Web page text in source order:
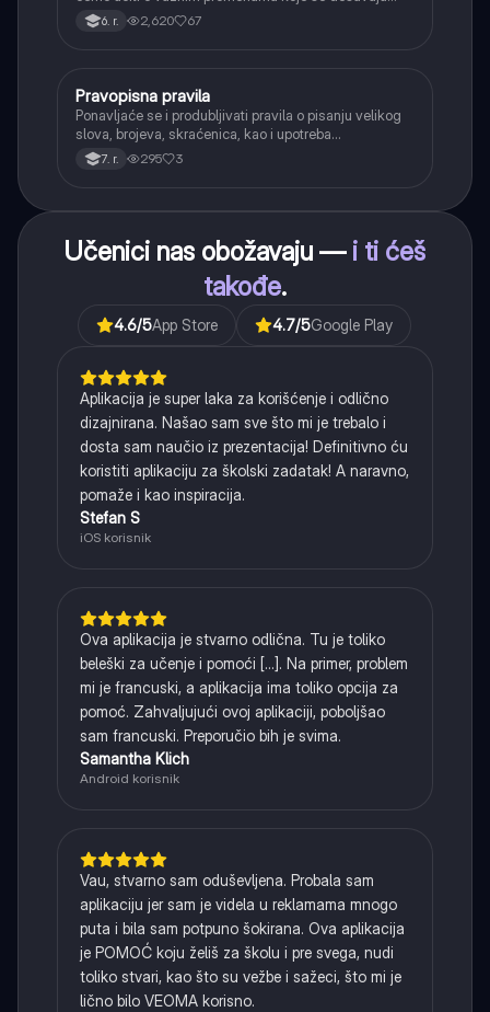
kada se glasovi nađu jedan pored drugog u rečima
(npr. jednačenje suglasnika po zvučnosti i mestu
6. r. 2,620 67
Srpski jezik
Pravopisna pravila
Ponavljaće se i produbljivati pravila o pisanju velikog
slova, brojeva, skraćenica, kao i upotreba
interpunkcije, sa posebnim fokusom na zarez u
složenoj rečenici.
7. r. 295 3
Učenici nas obožavaju — i ti ćeš
takođe.
4.6/5App Store 4.7/5Google Play
Aplikacija je super laka za korišćenje i odlično
dizajnirana. Našao sam sve što mi je trebalo i
dosta sam naučio iz prezentacija! Definitivno ću
koristiti aplikaciju za školski zadatak! A naravno,
pomaže i kao inspiracija.
Stefan S
iOS korisnik
Ova aplikacija je stvarno odlična. Tu je toliko
beleški za učenje i pomoći [...]. Na primer, problem
mi je francuski, a aplikacija ima toliko opcija za
pomoć. Zahvaljujući ovoj aplikaciji, poboljšao
sam francuski. Preporučio bih je svima.
Samantha Klich
Android korisnik
Vau, stvarno sam oduševljena. Probala sam
aplikaciju jer sam je videla u reklamama mnogo
puta i bila sam potpuno šokirana. Ova aplikacija
je POMOĆ koju želiš za školu i pre svega, nudi
toliko stvari, kao što su vežbe i sažeci, što mi je
lično bilo VEOMA korisno.